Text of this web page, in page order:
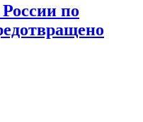
по